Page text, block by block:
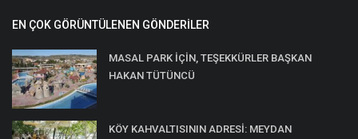
EN ÇOK GÖRÜNTÜLENEN GÖNDERILER
MASAL PARK İÇİN, TEŞEKKÜRLER BAŞKAN
HAKAN TÜTÜNCÜ
KÖY KAHVALTISININ ADRESİ: MEYDAN